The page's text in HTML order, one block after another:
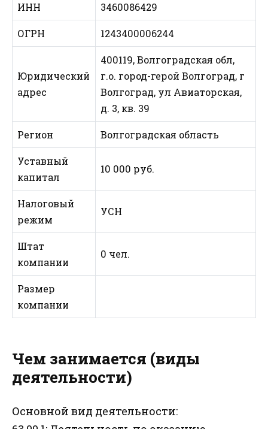
ИНН 3460086429
ОГРН 1243400006244
Юридический
адрес
400119, Волгоградская обл,
г.о. город-герой Волгоград, г
Волгоград, ул Авиаторская,
д. 3, кв. 39
Регион Волгоградская область
Уставный
капитал
10 000 руб.
Налоговый
режим
УСН
Штат
компании
0 чел.
Размер
компании
Чем занимается (виды
деятельности)
Основной вид деятельности: